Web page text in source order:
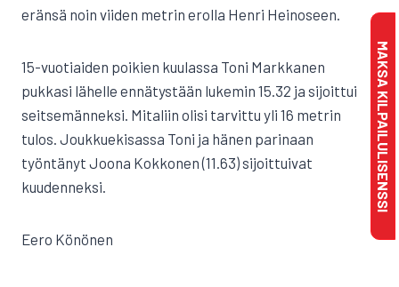
eränsä noin viiden metrin erolla Henri Heinoseen.
15-vuotiaiden poikien kuulassa Toni Markkanen
pukkasi lähelle ennätystään lukemin 15.32 ja sijoittui
seitsemänneksi. Mitaliin olisi tarvittu yli 16 metrin
tulos. Joukkuekisassa Toni ja hänen parinaan
työntänyt Joona Kokkonen (11.63) sijoittuivat
kuudenneksi.
Eero Könönen
MAKSA KILPAILULISENSSI